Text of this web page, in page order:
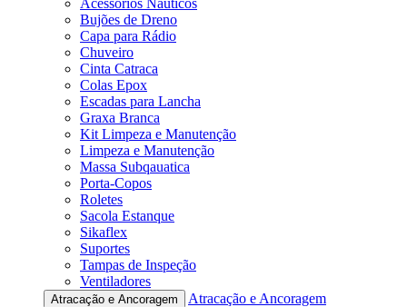
Bujões de Dreno
Capa para Rádio
Chuveiro
Cinta Catraca
Colas Epox
Escadas para Lancha
Graxa Branca
Kit Limpeza e Manutenção
Limpeza e Manutenção
Massa Subqauatica
Porta-Copos
Roletes
Sacola Estanque
Sikaflex
Suportes
Tampas de Inspeção
Ventiladores
Atracação e Ancoragem
Atracação e Ancoragem